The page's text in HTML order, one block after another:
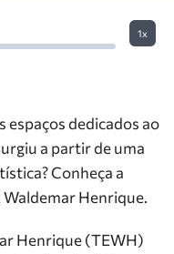
1x
espaços dedicados ao
a partir de uma
Conheça a
Henrique.
Henrique (TEWH)